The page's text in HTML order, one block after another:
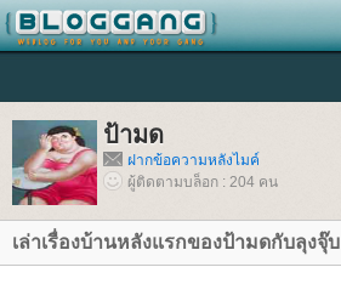
ป้ามด
ฝากข้อความหลังไมค์
ผู้ติดตามบล็อก : 204 คน
เล่าเรื่องบ้านหลังแรกของป้ามดกับลุงจุ๊บ